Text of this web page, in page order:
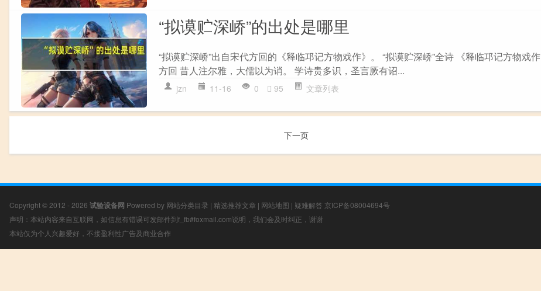
“拟谟贮深峤”的出处是哪里
“拟谟贮深峤”出自宋代方回的《释临邛记方物戏作》。 “拟谟贮深峤”全诗 《释临邛记方物戏
方回 昔人注尔雅，大儒以为诮。 学诗贵多识，圣言厥有诏...
jzn 11-16 0 95 文章列表
下一页
Copyright © 2012 - 2026 试验设备网 Powered by 网站分类目录 | 精选推荐文章 | 网站地图 | 疑难解答 京ICP备08004694号
声明：本站内容来自互联网，如信息有错误可发邮件到f_fb#foxmail.com说明，我们会及时纠正，谢谢
本站仅为个人兴趣爱好，不接盈利性广告及商业合作